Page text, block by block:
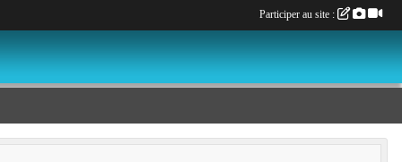
Participer au site :